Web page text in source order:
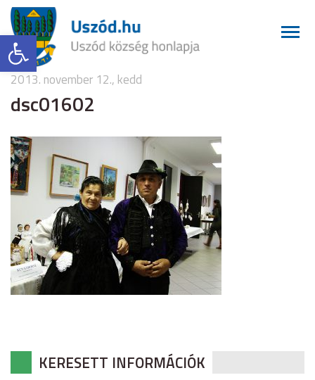
Eszköztár megnyitása
2013. november 12., kedd
dsc01602
KERESETT INFORMÁCIÓK